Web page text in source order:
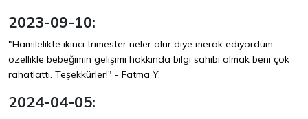
2023-09-10:
"Hamilelikte ikinci trimester neler olur diye merak ediyordum,
özellikle bebeğimin gelişimi hakkında bilgi sahibi olmak beni çok
rahatlattı. Teşekkürler!" - Fatma Y.
2024-04-05: